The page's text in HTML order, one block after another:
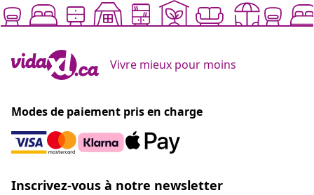
Vivre mieux pour moins
Modes de paiement pris en charge
Inscrivez-vous à notre newsletter